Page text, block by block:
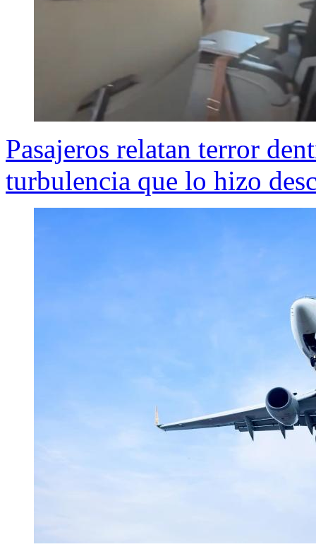
Pasajeros relatan terror
turbulencia que lo hizo